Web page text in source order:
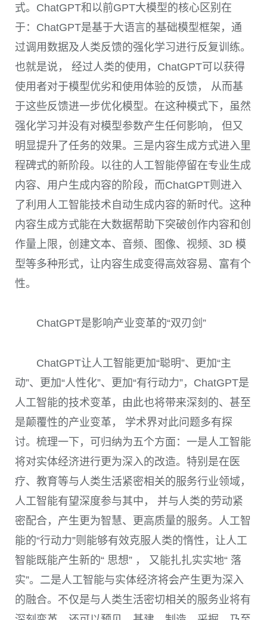
式。 ChatGPT和以前GPT大模型的核心区别在
于： ChatGPT是基于大语言的基础模型框架，通
过调用数据及人类反馈的强化学习进行反复训练。
也就是说， 经过人类的使用， ChatGPT可以获得
使用者对于模型优劣和使用体验的反馈， 从而基
于这些反馈进一步优化模型。在这种模式下，虽然
强化学习并没有对模型参数产生任何影响， 但又
明显提升了任务的效果。三是内容生成方式进入里
程碑式的新阶段。以往的人工智能停留在专业生成
内容、用户生成内容的阶段，而ChatGPT则进入
了利用人工智能技术自动生成内容的新时代。这种
内容生成方式能在大数据帮助下突破创作内容和创
作量上限，创建文本、音频、图像、视频、 3D 模
型等多种形式，让内容生成变得高效容易、富有个
性。
ChatGPT是影响产业变革的“双刃剑”
ChatGPT让人工智能更加“聪明”、更加“主
动”、更加“人性化”、更加“有行动力”， ChatGPT是
人工智能的技术变革，由此也将带来深刻的、甚至
是颠覆性的产业变革， 学术界对此问题多有探
讨。梳理一下，可归纳为五个方面：一是人工智能
将对实体经济进行更为深入的改造。特别是在医
疗、教育等与人类生活紧密相关的服务行业领域，
人工智能有望深度参与其中， 并与人类的劳动紧
密配合，产生更为智慧、更高质量的服务。人工智
能的“行动力”则能够有效克服人类的惰性，让人工
智能既能产生新的“ 思想” ， 又能扎扎实实地“ 落
实”。二是人工智能与实体经济将会产生更为深入
的融合。不仅是与人类生活密切相关的服务业将有